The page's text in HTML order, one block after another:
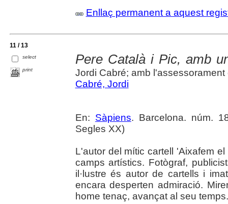
Enllaç permanent a aquest
11 / 13
select
print
Pere Català i Pic, amb
Jordi Cabré; amb l'assessorament
Cabré, Jordi
En: Sàpiens. Barcelona. núm.
Segles XX)
L'autor del mític cartell 'Aixafem
camps artístics. Fotògraf,
il·lustre és autor de cartells i
encara desperten admiració.
home tenaç, avançat al seu temps.